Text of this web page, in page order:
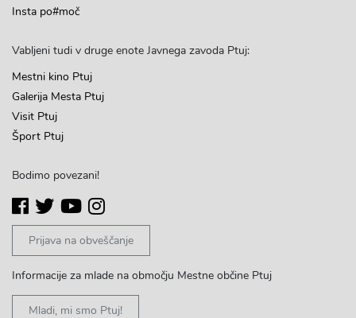
Insta po#moč
Vabljeni tudi v druge enote Javnega zavoda Ptuj:
Mestni kino Ptuj
Galerija Mesta Ptuj
Visit Ptuj
Šport Ptuj
Bodimo povezani!
Prijava na obveščanje
Informacije za mlade na območju Mestne občine Ptuj
Mladi, mi smo Ptuj!